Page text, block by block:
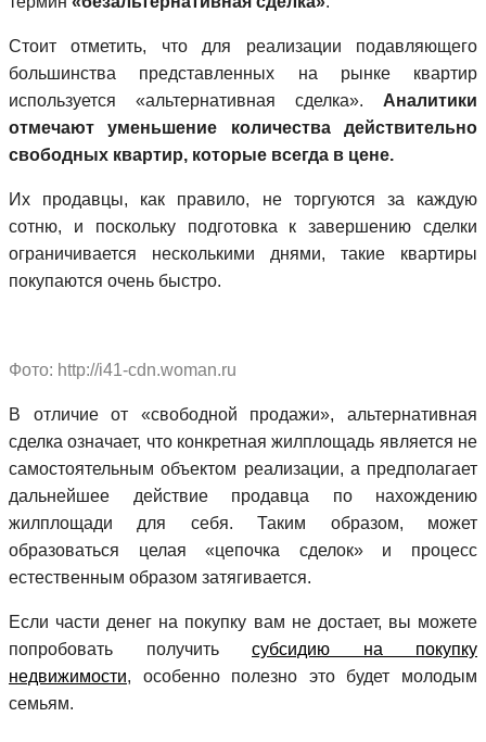
Стоит отметить, что для реализации подавляющего
большинства представленных на рынке квартир
используется «альтернативная сделка». Аналитики
отмечают уменьшение количества действительно
свободных квартир, которые всегда в цене.
Их продавцы, как правило, не торгуются за каждую
сотню, и поскольку подготовка к завершению сделки
ограничивается несколькими днями, такие квартиры
покупаются очень быстро.
Фото: http://i41-cdn.woman.ru
В отличие от «свободной продажи», альтернативная
сделка означает, что конкретная жилплощадь является не
самостоятельным объектом реализации, а предполагает
дальнейшее действие продавца по нахождению
жилплощади для себя. Таким образом, может
образоваться целая «цепочка сделок» и процесс
естественным образом затягивается.
Если части денег на покупку вам не достает, вы можете
попробовать получить субсидию на покупку
недвижимости, особенно полезно это будет молодым
семьям.